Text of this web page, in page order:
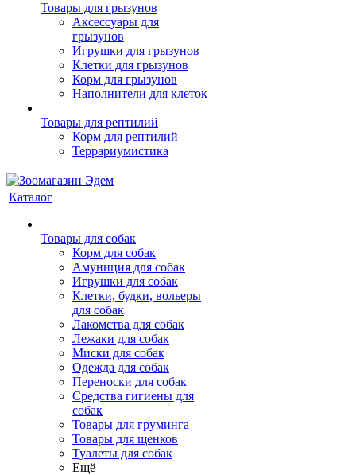
Товары для грызунов
Аксессуары для
грызунов
Игрушки для грызунов
Клетки для грызунов
Корм для грызунов
Наполнители для клеток
Товары для рептилий
Корм для рептилий
Террариумистика
Каталог
Товары для собак
Корм для собак
Амуниция для собак
Игрушки для собак
Клетки, будки, вольеры
для собак
Лакомства для собак
Лежаки для собак
Миски для собак
Одежда для собак
Переноски для собак
Средства гигиены для
собак
Товары для груминга
Товары для щенков
Туалеты для собак
Ещё